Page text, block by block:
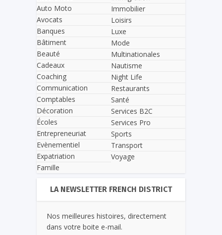
Auto Moto
Avocats
Banques
Bâtiment
Beauté
Cadeaux
Coaching
Communication
Comptables
Décoration
Écoles
Entrepreneuriat
Evènementiel
Expatriation
Famille
Immobilier
Loisirs
Luxe
Mode
Multinationales
Nautisme
Night Life
Restaurants
Santé
Services B2C
Services Pro
Sports
Transport
Voyage
LA NEWSLETTER FRENCH DISTRICT
Nos meilleures histoires, directement
dans votre boite e-mail.